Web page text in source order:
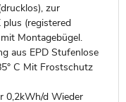
zur
(registered
Montagebügel.
aus EPD Stufenlose
C Mit Frostschutz
0,2kWh/d Wieder